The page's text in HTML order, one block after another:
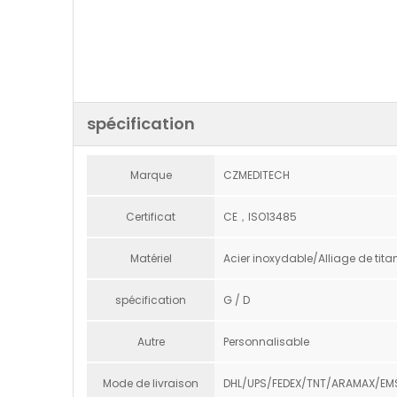
spécification
Marque CZMEDITECH
Certificat CE，ISO13485
Matériel Acier inoxydable/Alliage de
spécification G / D
Autre Personnalisable
Mode de livraison DHL/UPS/FEDEX/TNT/ARAMAX/